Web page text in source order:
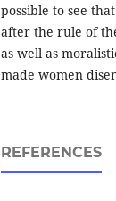
possible to see
after the rule of
as well as
made women
REFERENCES